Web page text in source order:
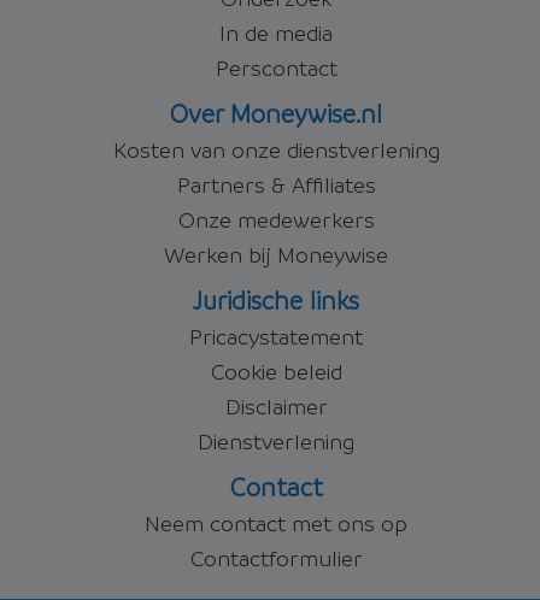
In de media
Perscontact
Over Moneywise.nl
Kosten van onze dienstverlening
Partners & Affiliates
Onze medewerkers
Werken bij Moneywise
Juridische links
Pricacystatement
Cookie beleid
Disclaimer
Dienstverlening
Contact
Neem contact met ons op
Contactformulier